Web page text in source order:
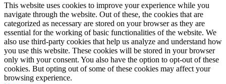
This website uses cookies to improve your experience while you
navigate through the website. Out of these, the cookies that are
categorized as necessary are stored on your browser as they are
essential for the working of basic functionalities of the website. We
also use third-party cookies that help us analyze and understand how
you use this website. These cookies will be stored in your browser
only with your consent. You also have the option to opt-out of these
cookies. But opting out of some of these cookies may affect your
browsing experience.